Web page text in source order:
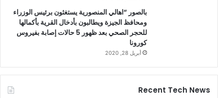
بالصور “اهالي المنصورية يستغثون برئيس الوزراء
ومحافظ الجيزة ويطالبون بأدخال القرية بأكمالها
للحجر الصحي بعد ظهور 5 حالات إصابة بفيروس
كورونا
أبريل 28, 2020
Recent Tech News